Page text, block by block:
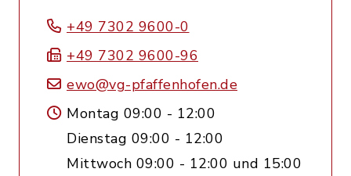
+49 7302 9600-0
+49 7302 9600-96
ewo@vg-pfaffenhofen.de
Montag 09:00 - 12:00
Dienstag 09:00 - 12:00
Mittwoch 09:00 - 12:00 und 15:00